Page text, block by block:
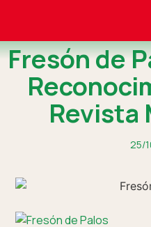
Fresón de
Revista
25/